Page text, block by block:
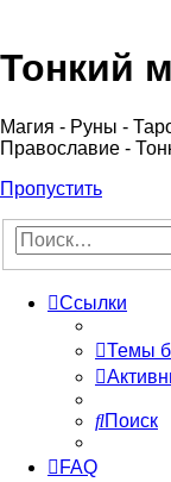
Тонкий
Магия - Руны -
Православие -
Пропустить
Ссылки
Темы
Поиск
FAQ